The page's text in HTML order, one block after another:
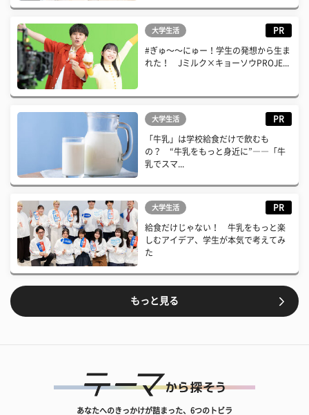
大学生活 PR
#ぎゅ〜〜にゅー！学生の発想から生ま
れた！ Jミルク×キョーソウPROJE...
大学生活 PR
「牛乳」は学校給食だけで飲むも
の？ “牛乳をもっと身近に”――「牛
乳でスマ...
大学生活 PR
給食だけじゃない！ 牛乳をもっと楽
しむアイデア、学生が本気で考えてみ
た
もっと見る
あなたへのきっかけが詰まった、6つのトビラ